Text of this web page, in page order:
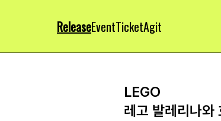
ReleaseEventTicketAgit
LEGO
레고 발레리나와